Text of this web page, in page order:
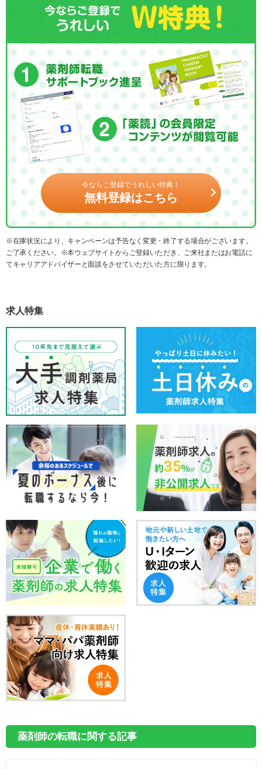
今ならご登録でうれしい特典！
無料登録はこちら
※在庫状況により、キャンペーンは予告なく変更・終了する場合がございます。
ご了承ください。※本ウェブサイトからご登録いただき、ご来社またはお電話に
てキャリアアドバイザーと面談をさせていただいた方に限ります。
求人特集
薬剤師の転職に関する記事